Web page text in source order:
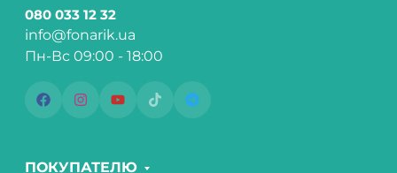
080 033 12 32
info@fonarik.ua
Пн-Вс 09:00 - 18:00
ПОКУПАТЕЛЮ